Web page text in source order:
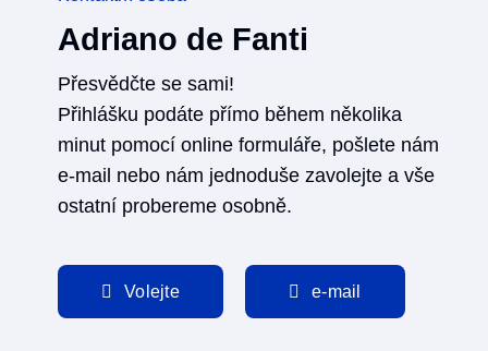
Adriano de Fanti
Přesvědčte se sami!
Přihlášku podáte přímo během několika
minut pomocí online formuláře, pošlete nám
e-mail nebo nám jednoduše zavolejte a vše
ostatní probereme osobně.
Volejte e-mail